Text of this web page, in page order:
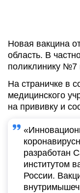
Новая вакцина
область. В
поликлинику №7
На страничке в
медицинского
на прививку и
разработан
институтом
России.